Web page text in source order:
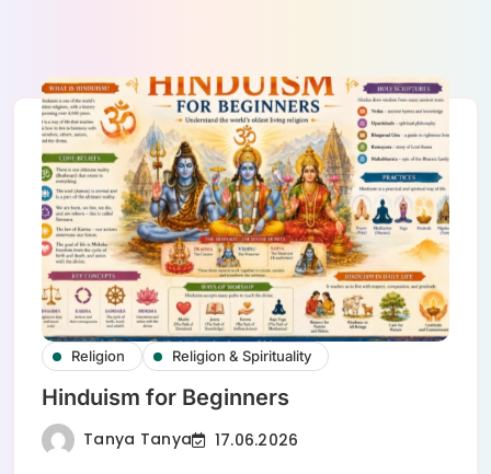
Religion Religion & Spirituality
Hinduism for Beginners
Tanya Tanya 17.06.2026